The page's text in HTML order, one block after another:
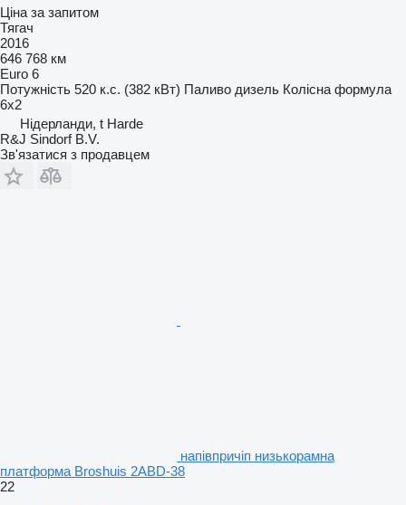
Ціна за запитом
Тягач
2016
646 768 км
Euro 6
Потужність 520 к.с. (382 кВт) Паливо дизель Колісна формула
6x2
Нідерланди, t Harde
R&J Sindorf B.V.
Зв'язатися з продавцем
напівпричіп низькорамна
платформа Broshuis 2ABD-38
22